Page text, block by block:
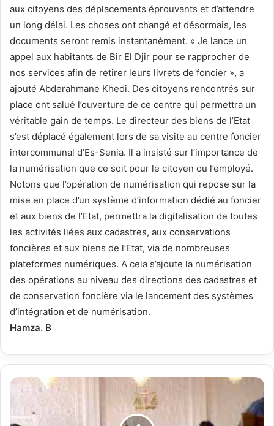
aux citoyens des déplacements éprouvants et d’attendre
un long délai. Les choses ont changé et désormais, les
documents seront remis instantanément. « Je lance un
appel aux habitants de Bir El Djir pour se rapprocher de
nos services afin de retirer leurs livrets de foncier », a
ajouté Abderahmane Khedi. Des citoyens rencontrés sur
place ont salué l’ouverture de ce centre qui permettra un
véritable gain de temps. Le directeur des biens de l’Etat
s’est déplacé également lors de sa visite au centre foncier
intercommunal d’Es-Senia. Il a insisté sur l’importance de
la numérisation que ce soit pour le citoyen ou l’employé.
Notons que l’opération de numérisation qui repose sur la
mise en place d’un système d’information dédié au foncier
et aux biens de l’Etat, permettra la digitalisation de toutes
les activités liées aux cadastres, aux conservations
foncières et aux biens de l’Etat, via de nombreuses
plateformes numériques. A cela s’ajoute la numérisation
des opérations au niveau des directions des cadastres et
de conservation foncière via le lancement des systèmes
d’intégration et de numérisation.
Hamza. B